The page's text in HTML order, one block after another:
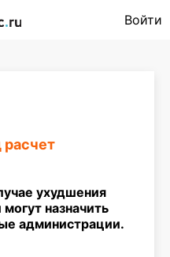
Войти
расчет
ухудшения
назначить
администрации.